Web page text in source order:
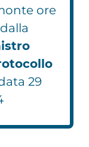
ore
29